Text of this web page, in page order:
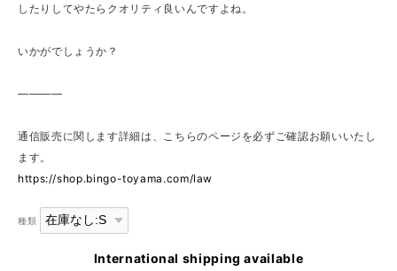
したりしてやたらクオリティ良いんですよね。
いかがでしょうか？
————
通信販売に関します詳細は、こちらのページを必ずご確認お願いいたし
ます。
https://shop.bingo-toyama.com/law
種類
International shipping available